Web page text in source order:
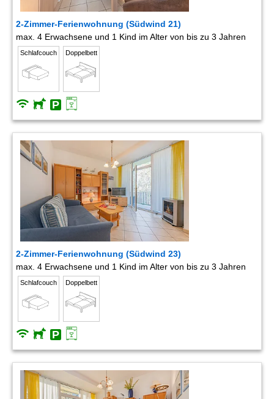
2-Zimmer-Ferienwohnung (Südwind 21)
max. 4 Erwachsene und 1 Kind im Alter von bis zu 3 Jahren
Schlafcouch Doppelbett
2-Zimmer-Ferienwohnung (Südwind 23)
max. 4 Erwachsene und 1 Kind im Alter von bis zu 3 Jahren
Schlafcouch Doppelbett